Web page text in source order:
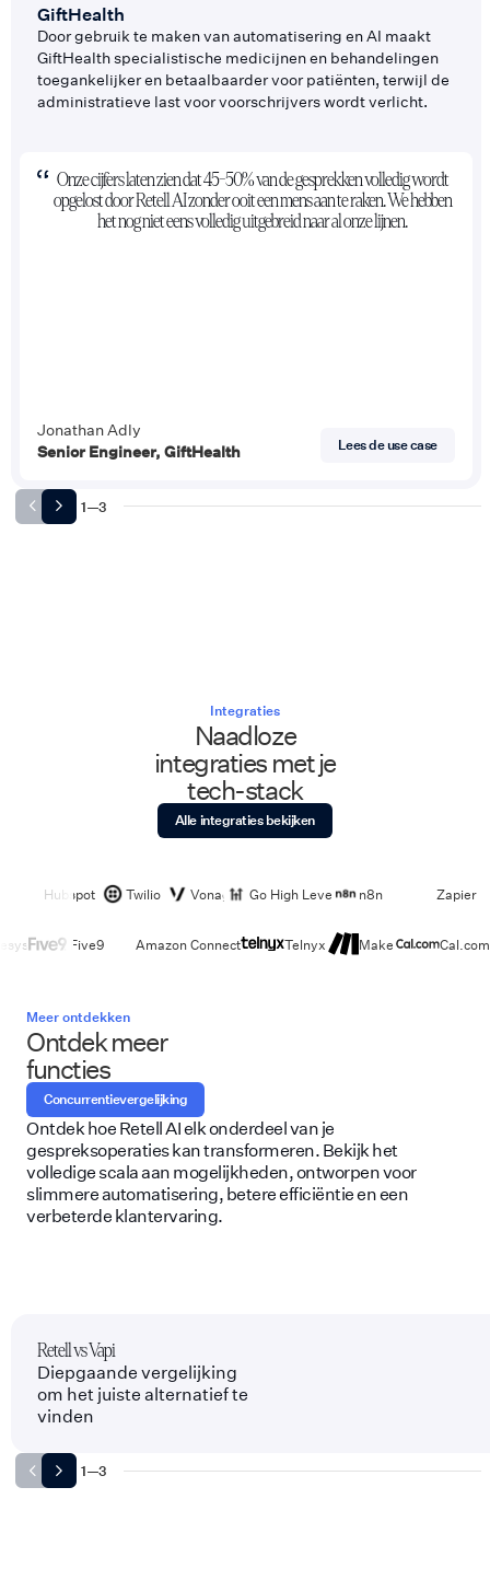
GiftHealth
Door gebruik te maken van automatisering en AI maakt
GiftHealth specialistische medicijnen en behandelingen
toegankelijker en betaalbaarder voor patiënten, terwijl de
administratieve last voor voorschrijvers wordt verlicht.
Onze cijfers laten zien dat 45-50% van de gesprekken volledig wordt
opgelost door Retell AI zonder ooit een mens aan te raken. We hebben
het nog niet eens volledig uitgebreid naar al onze lijnen.
Jonathan Adly
Senior Engineer, GiftHealth
Lees de use case
1—3
Integraties
Naadloze
integraties met je
tech-stack
Alle integraties bekijken
Hubspot Twilio Vonage Go High Level n8n Zapier
Five9 Amazon Connect Telnyx Make Cal.com
Meer ontdekken
Ontdek meer
functies
Ontdek hoe Retell AI elk onderdeel van je
gespreksoperaties kan transformeren. Bekijk het
volledige scala aan mogelijkheden, ontworpen voor
slimmere automatisering, betere efficiëntie en een
verbeterde klantervaring.
Concurrentievergelijking
Retell vs Vapi
Diepgaande vergelijking
om het juiste alternatief te
vinden
1—3